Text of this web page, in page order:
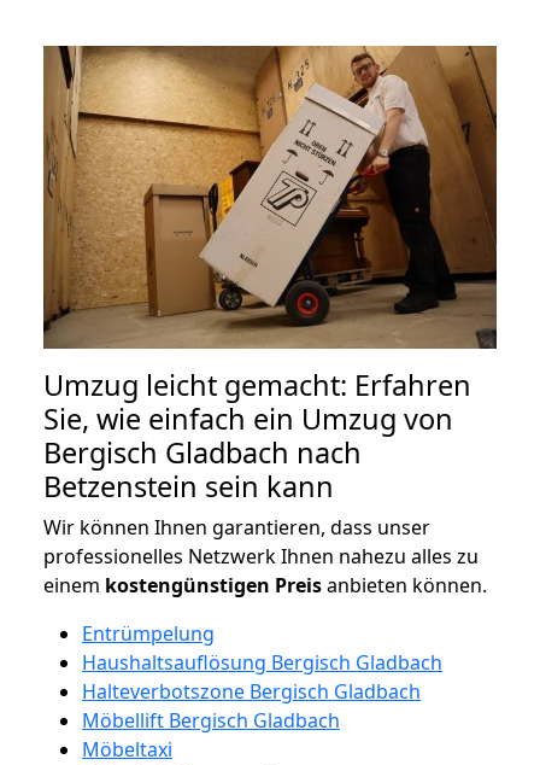
Umzug leicht gemacht: Erfahren
Sie, wie einfach ein Umzug von
Bergisch Gladbach nach
Betzenstein sein kann
Wir können Ihnen garantieren, dass unser
professionelles Netzwerk Ihnen nahezu alles zu
einem kostengünstigen Preisanbieten können.
Entrümpelung
Haushaltsauflösung Bergisch Gladbach
Halteverbotszone Bergisch Gladbach
Möbellift Bergisch Gladbach
Möbeltaxi